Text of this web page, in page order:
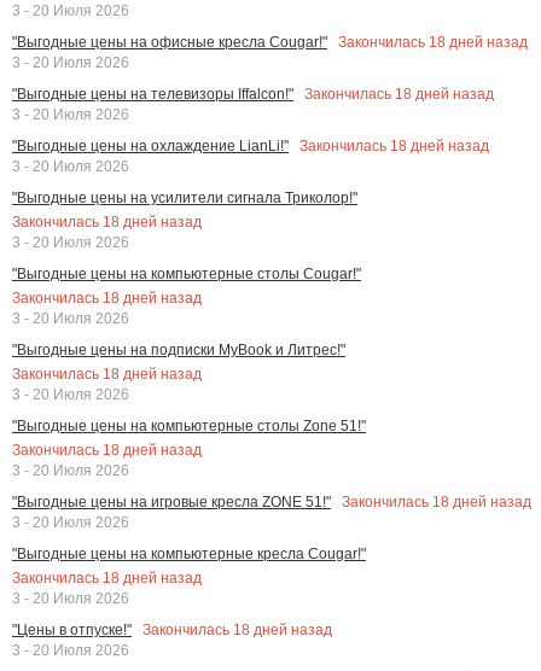
3 - 20 Июля 2026
"Выгодные цены на офисные кресла Cougar!"
Закончилась 18 дней назад
3 - 20 Июля 2026
"Выгодные цены на телевизоры Iffalcon!"
Закончилась 18 дней назад
3 - 20 Июля 2026
"Выгодные цены на охлаждение LianLi!"
Закончилась 18 дней назад
3 - 20 Июля 2026
"Выгодные цены на усилители сигнала Триколор!"
Закончилась 18 дней назад
3 - 20 Июля 2026
"Выгодные цены на компьютерные столы Cougar!"
Закончилась 18 дней назад
3 - 20 Июля 2026
"Выгодные цены на подписки MyBook и Литрес!"
Закончилась 18 дней назад
3 - 20 Июля 2026
"Выгодные цены на компьютерные столы Zone 51!"
Закончилась 18 дней назад
3 - 20 Июля 2026
"Выгодные цены на игровые кресла ZONE 51!"
Закончилась 18 дней назад
3 - 20 Июля 2026
"Выгодные цены на компьютерные кресла Cougar!"
Закончилась 18 дней назад
3 - 20 Июля 2026
"Цены в отпуске!"
Закончилась 18 дней назад
3 - 20 Июля 2026